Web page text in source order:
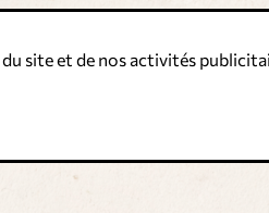
site et de nos activités